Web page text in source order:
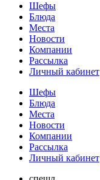
Шефы
Блюда
Места
Новости
Компании
Рассылка
Личный кабинет
Шефы
Блюда
Места
Новости
Компании
Рассылка
Личный кабинет